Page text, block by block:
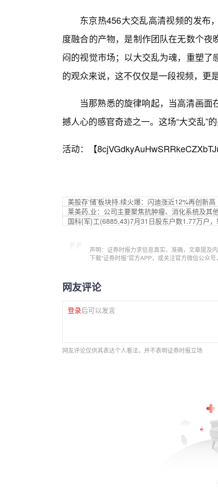
东京热456大交乱高清视频的发布
度融合的产物，是制作团队在无数个
闷的视觉市场；以大交乱为魂，重塑
的观众来说，这不仅仅是一段视频，更
当那熟悉的旋律响起，当高清画
撼人心的感官奇迹之一。这场“大交乱”
活动：【
美股存‘储’板块持.续火爆：闪迪涨近12%再创新
莱美药,业：公司主要聚焦抗肿瘤、消化系统及其
国科{军}工(6885,43)7月31日股东户数1.77万户
声明：证券时报力求信息真实、准确，文章提及
下载“证券时报”官方APP，或关注官方微信公众
网友评论
登录后可以发言
网友评论仅供其表达个人看法，并不表明证券时报立场